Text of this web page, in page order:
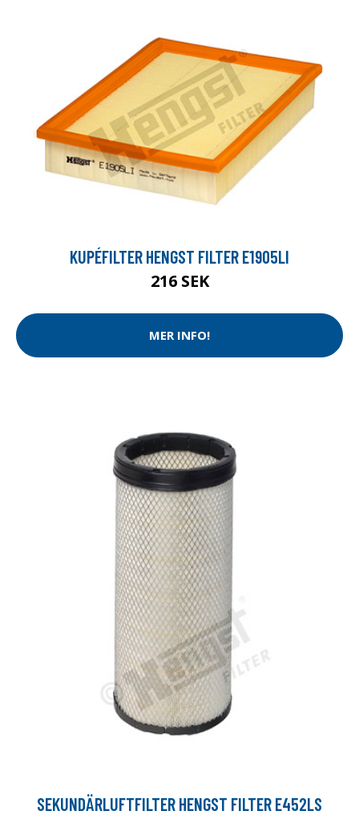
KUPÉFILTER HENGST FILTER E1905LI
216 SEK
MER INFO!
SEKUNDÄRLUFTFILTER HENGST FILTER E452LS